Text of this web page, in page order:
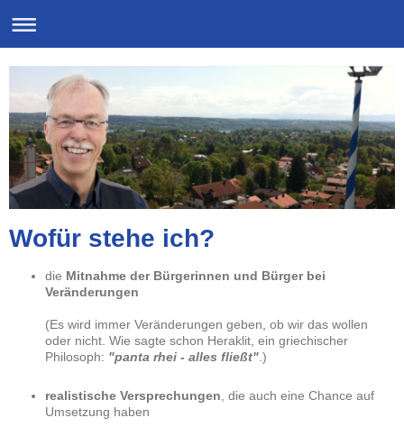
Wofür stehe ich?
die Mitnahme der Bürgerinnen und Bürger bei
Veränderungen
(Es wird immer Veränderungen geben, ob wir das wollen
oder nicht. Wie sagte schon Heraklit, ein griechischer
Philosoph: "panta rhei - alles fließt" .)
realistische Versprechungen , die auch eine Chance auf
Umsetzung haben